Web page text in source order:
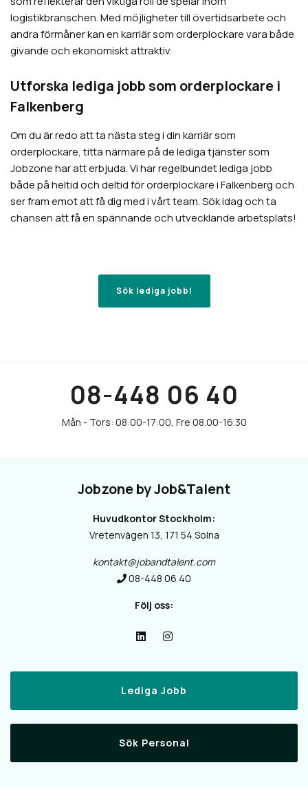
logistikbranschen. Med möjligheter till övertidsarbete och
andra förmåner kan en karriär som orderplockare vara både
givande och ekonomiskt attraktiv.
Utforska lediga jobb som orderplockare i
Falkenberg
Om du är redo att ta nästa steg i din karriär som
orderplockare, titta närmare på de lediga tjänster som
Jobzone har att erbjuda. Vi har regelbundet lediga jobb
både på heltid och deltid för orderplockare i Falkenberg och
ser fram emot att få dig med i vårt team. Sök idag och ta
chansen att få en spännande och utvecklande arbetsplats!
Sök lediga jobb!
08-448 06 40
Jobzone by Job&Talent
Huvudkontor Stockholm:
Vretenvägen 13, 171 54 Solna
kontakt@jobandtalent.com
08-448 06 40
Följ oss:
Lediga Jobb
Sök Personal